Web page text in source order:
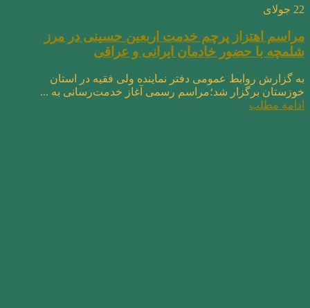
22 جولای
مراسم اهتزاز پرچم خدمت اربعین حسینی در مرز
شلمچه با حضور خادمان ایرانی و عراقی
به گزارش روابط عمومی دفتر نماینده ولی فقیه در استان
خوزستان برگزار شد؛مراسم رسمی آغاز خدمت‌رسانی به ...
ادامه مطلب